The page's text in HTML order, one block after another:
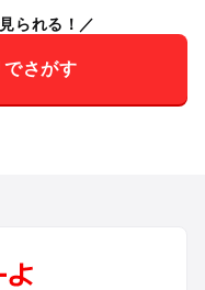
られる！
さがす